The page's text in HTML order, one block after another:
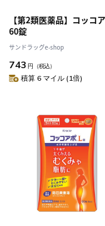
【第2類医薬品】コッコ
60錠
サンドラッグe-shop
743 円 （税込）
積算 6 マイル (1倍)